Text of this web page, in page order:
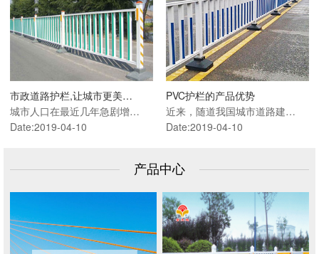
市政道路护栏,让城市更美…
城市人口在最近几年急剧增…
Date:2019-04-10
PVC护栏的产品优势
近来，随道我国城市道路建…
Date:2019-04-10
产品中心